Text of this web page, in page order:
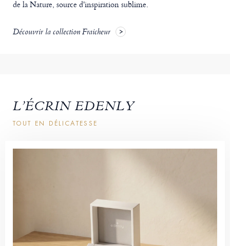
de la Nature, source d'inspiration sublime.
Découvrir la collection Fraicheur
L’ÉCRIN EDENLY
TOUT EN DÉLICATESSE